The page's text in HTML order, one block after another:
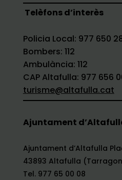
Telèfons d’interès
Policia Local: 977 650
Bombers: 112
Ambulància: 112
CAP Altafulla: 977 656
turisme@altafulla.cat
Ajuntament
Ajuntament d’Altafulla
43893 Altafulla
Tel. 977 65 00 08